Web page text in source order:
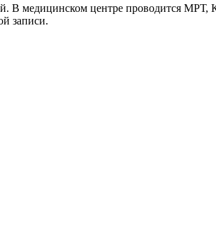
В медицинском центре проводится МРТ,
записи.